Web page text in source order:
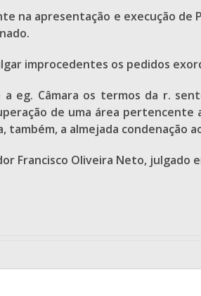
na apresentação e execução de
improcedentes os pedidos
eg. Câmara os termos da r.
de uma área
a almejada condenação
Francisco Oliveira Neto, julgado